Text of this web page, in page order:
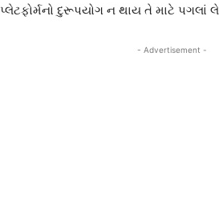
દુરૂપયોગ ન થાય તે માટે પગલાં
- Advertisement -